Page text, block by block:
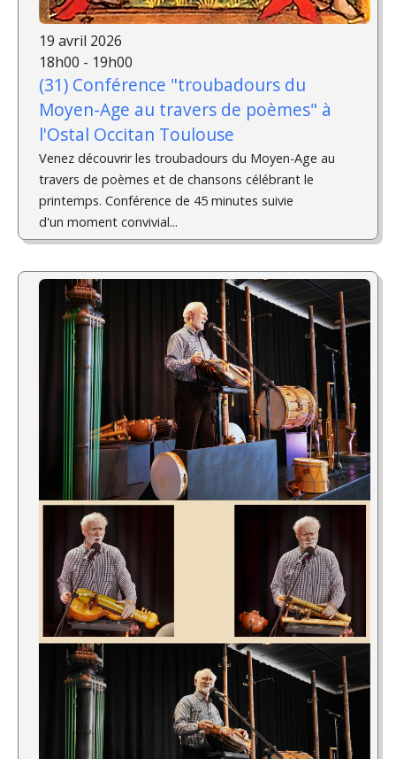
19 avril 2026
18h00 - 19h00
(31) Conférence "troubadours du
Moyen-Age au travers de poèmes" à
l'Ostal Occitan Toulouse
Venez découvrir les troubadours du Moyen-Age au
travers de poèmes et de chansons célébrant le
printemps. Conférence de 45 minutes suivie
d'un moment convivial...